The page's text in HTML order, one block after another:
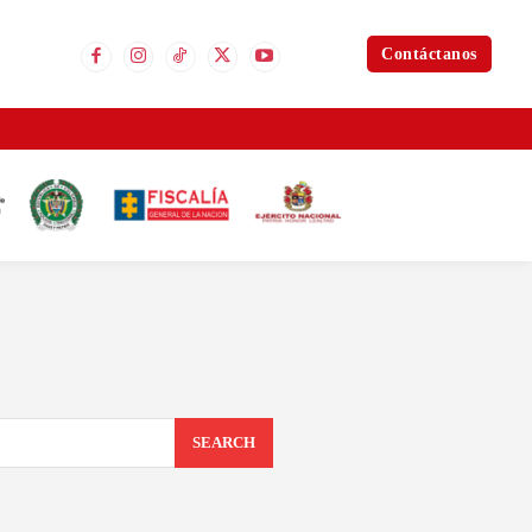
Contáctanos
SEARCH